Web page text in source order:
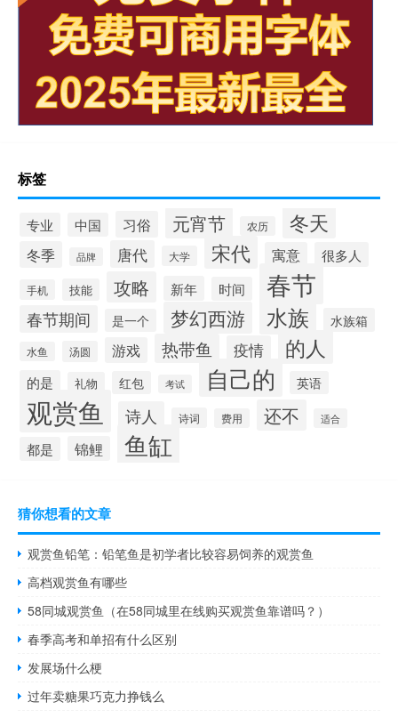
标签
专业 中国 习俗 元宵节 农历 冬天
冬季 品牌 唐代 大学 宋代 寓意 很多人
手机 技能 攻略 新年 时间 春节
春节期间 是一个 梦幻西游 水族 水族箱
水鱼 汤圆 游戏 热带鱼 疫情 的人
的是 礼物 红包 考试 自己的 英语
观赏鱼 诗人 诗词 费用 还不 适合
都是 锦鲤 鱼缸
猜你想看的文章
观赏鱼铅笔：铅笔鱼是初学者比较容易饲养的观赏鱼
高档观赏鱼有哪些
58同城观赏鱼（在58同城里在线购买观赏鱼靠谱吗？）
春季高考和单招有什么区别
发展场什么梗
过年卖糖果巧克力挣钱么